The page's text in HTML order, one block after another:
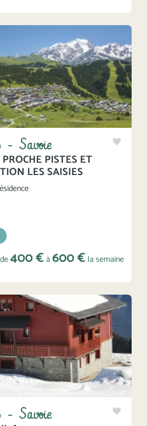
- Savoie
PISTES ET
LES SAISIES
de400 €à600 € la semaine
- Savoie